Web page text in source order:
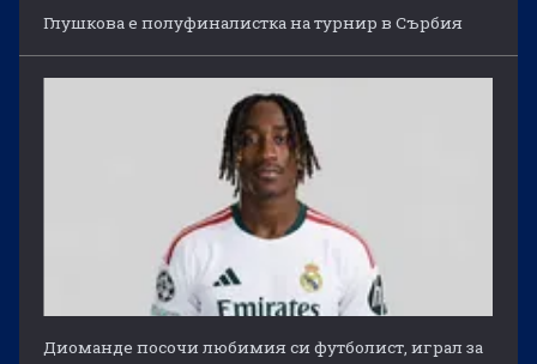
Глушкова е полуфиналистка на турнир в Сърбия
Диоманде посочи любимия си футболист, играл за